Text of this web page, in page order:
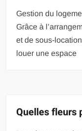
Gestion du
Grâce à
et de sous-
louer une espace
Quelles fleurs